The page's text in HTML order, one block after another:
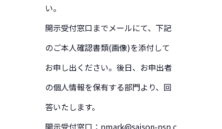
い。
開示受付窓口までメールにて、下記
のご本人確認書類(画像)を添付して
お申し出ください。後日、お申出者
の個人情報を保有する部門より、回
答いたします。